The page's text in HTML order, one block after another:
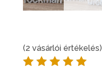
(2 vásárlói értékelés)